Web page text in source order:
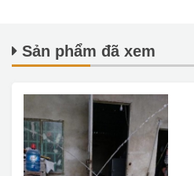
Sản phẩm đã xem